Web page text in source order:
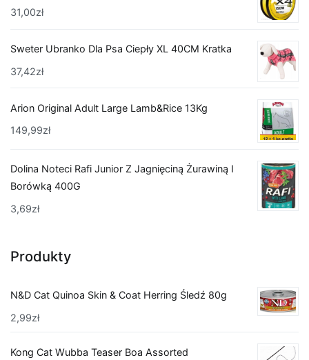
31,00zł
Sweter Ubranko Dla Psa Ciepły XL 40CM Kratka
37,42zł
Arion Original Adult Large Lamb&Rice 13Kg
149,99zł
Dolina Noteci Rafi Junior Z Jagnięciną Żurawiną I
Borówką 400G
3,69zł
Produkty
N&D Cat Quinoa Skin & Coat Herring Śledź 80g
2,99zł
Kong Cat Wubba Teaser Boa Assorted